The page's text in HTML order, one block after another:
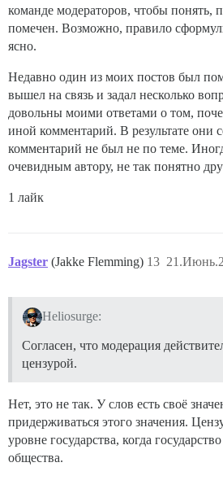
команде модераторов, чтобы понять,
помечен. Возможно, правило
ясно.
Недавно один из моих постов был
вышел на связь и задал несколько
довольны моими ответами о том,
иной комментарий. В результате они
комментарий не был не по теме.
очевидным автору, не так понятно
1 лайк
Jagster (Jakke Flemming) 13
Heliosurge:
Согласен, что модерация
цензурой.
Нет, это не так. У слов есть своё
придерживаться этого значения.
уровне государства, когда
общества.